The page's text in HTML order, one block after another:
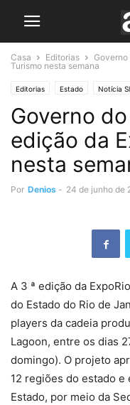
Casa Editorias
Governo
Turismo nesta semana
Editorias Estado Notícia
Governo
edição da
nesta
Por Denios - 24 de junho de
A 3 ª edição da
do Estado do Rio de
players da cadeia
Lagoon, entre os dias
domingo). O projeto
12 regiões do estado
Estado, por meio da